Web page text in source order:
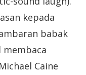
kepada
babak
membaca
Caine